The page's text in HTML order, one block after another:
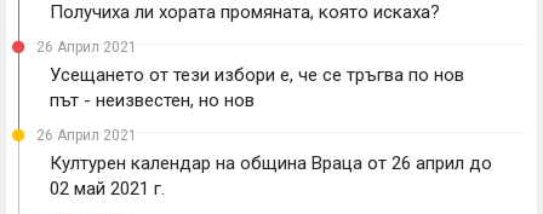
Получиха ли хората промяната, която искаха?
26 Април 2021
Усещането от тези избори е, че се тръгва по нов
път - неизвестен, но нов
26 Април 2021
Културен календар на община Враца от 26 април до
02 май 2021 г.